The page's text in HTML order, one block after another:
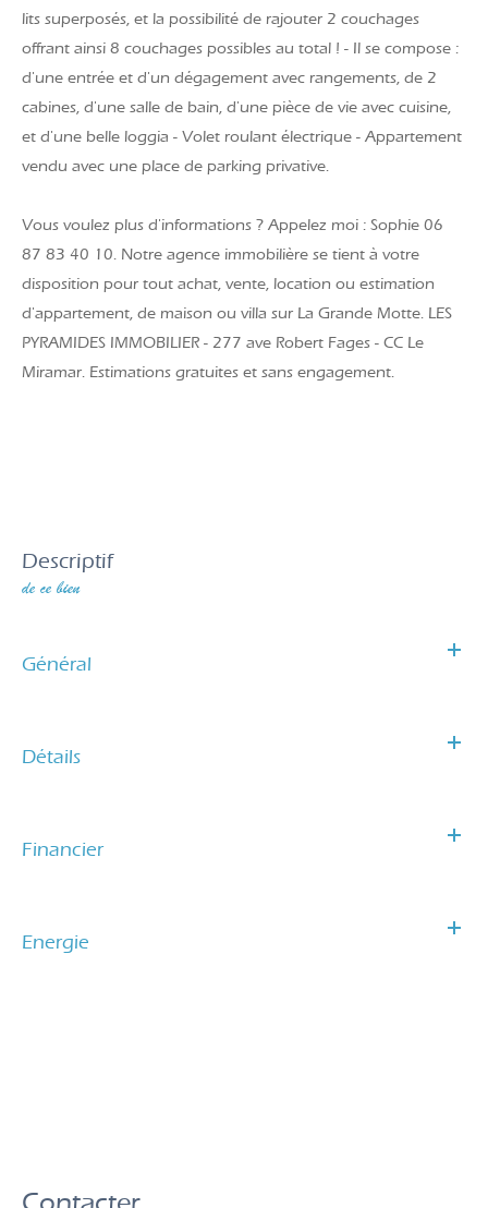
lits superposés, et la possibilité de rajouter 2 couchages
offrant ainsi 8 couchages possibles au total ! - Il se compose :
d'une entrée et d'un dégagement avec rangements, de 2
cabines, d'une salle de bain, d'une pièce de vie avec cuisine,
et d'une belle loggia - Volet roulant électrique - Appartement
vendu avec une place de parking privative.
Vous voulez plus d'informations ? Appelez moi : Sophie 06
87 83 40 10. Notre agence immobilière se tient à votre
disposition pour tout achat, vente, location ou estimation
d'appartement, de maison ou villa sur La Grande Motte. LES
PYRAMIDES IMMOBILIER - 277 ave Robert Fages - CC Le
Miramar. Estimations gratuites et sans engagement.
descriptif
de ce bien
Général
Détails
Financier
Energie